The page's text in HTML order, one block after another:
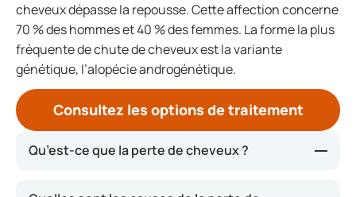
cheveux dépasse la repousse. Cette affection concerne
70 % des hommes et 40 % des femmes. La forme la plus
fréquente de chute de cheveux est la variante
génétique, l’alopécie androgénétique.
Consultez les options de traitement
Qu’est-ce que la perte de cheveux ?